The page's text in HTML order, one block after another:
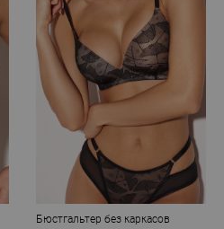
Бюстгальтер без каркасов